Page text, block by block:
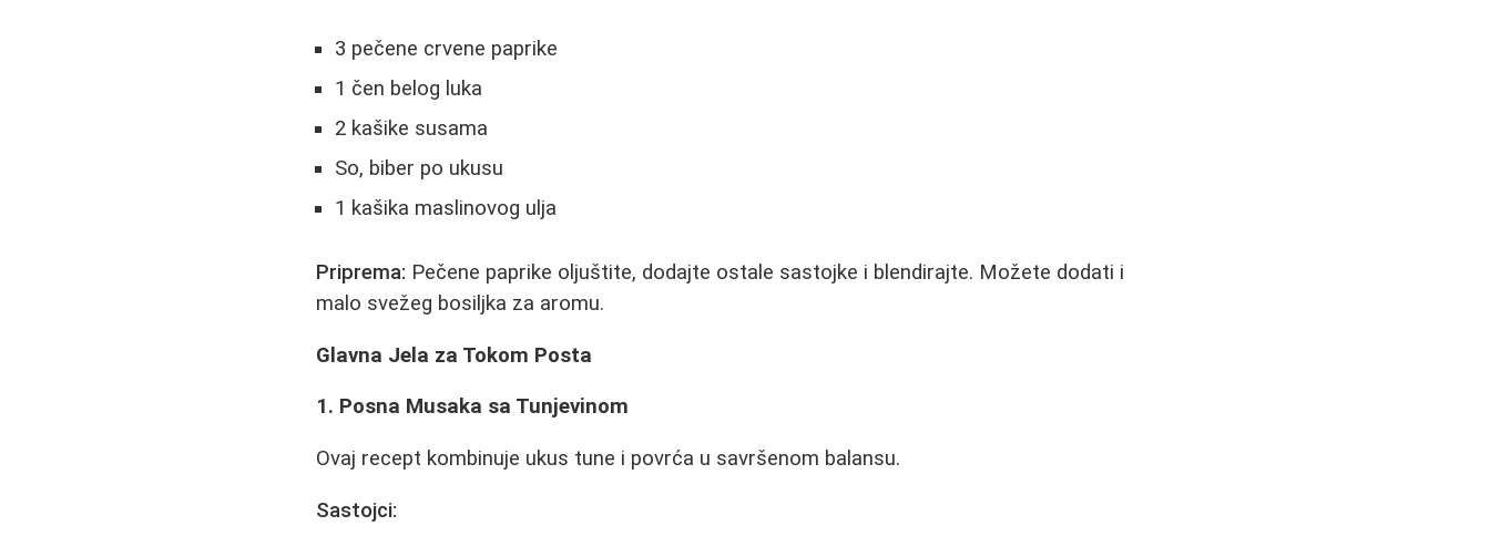
3 pečene crvene paprike
1 čen belog luka
2 kašike susama
So, biber po ukusu
1 kašika maslinovog ulja
Priprema: Pečene paprike oljuštite, dodajte ostale sastojke i blendirajte. Možete dodati i
malo svežeg bosiljka za aromu.
Glavna Jela za Tokom Posta
1. Posna Musaka sa Tunjevinom
Ovaj recept kombinuje ukus tune i povrća u savršenom balansu.
Sastojci: